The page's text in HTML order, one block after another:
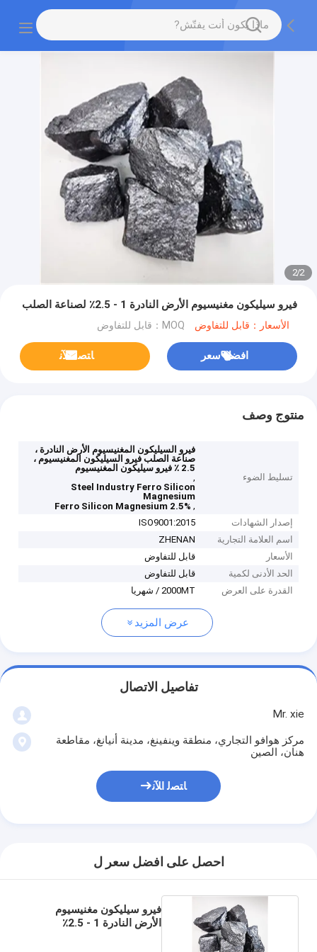
2
/
2
فيرو سيليكون مغنيسيوم الأرض النادرة 1 - 2.5٪ لصناعة الصلب
الأسعار：قابل للتفاوض MOQ：قابل للتفاوض
افضل سعر ﺎﺘﺼﻟ ﺍﻶﻧ
منتوج وصف
تسليط الضوء
فيرو السيليكون المغنيسيوم الأرض النادرة ،
صناعة الصلب فيرو السيليكون المغنيسيوم ،
2.5 ٪ فيرو سيليكون المغنيسيوم
,
Steel Industry Ferro Silicon
Magnesium
,
2.5% Ferro Silicon Magnesium
إصدار الشهادات
ISO9001:2015
اسم العلامة التجارية
ZHENAN
الأسعار
قابل للتفاوض
الحد الأدنى لكمية
قابل للتفاوض
القدرة على العرض
2000MT / شهريا
عرض المزيد
تفاصيل الاتصال
Mr. xie
مركز هوافو التجاري، منطقة وينفينغ، مدينة أنيانغ، مقاطعة
هنان، الصين
ﺎﺘﺼﻟ ﺍﻶﻧ
احصل على افضل سعر ل
فيرو سيليكون مغنيسيوم
الأرض النادرة 1 - 2.5٪